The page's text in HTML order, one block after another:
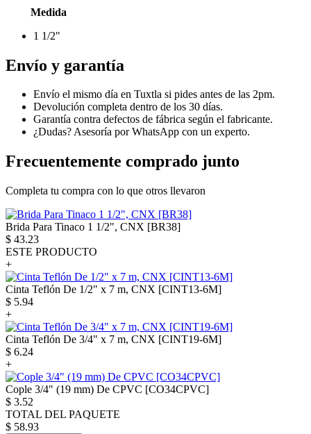
Medida
1 1/2"
Envío y garantía
Envío el mismo día en Tuxtla si pides antes de las 2pm.
Devolución completa dentro de los 30 días.
Garantía contra defectos de fábrica según el fabricante.
¿Dudas? Asesoría por WhatsApp con un experto.
Frecuentemente comprado junto
Completa tu compra con lo que otros llevaron
Brida Para Tinaco 1 1/2", CNX [BR38]
$ 43.23
ESTE PRODUCTO
+
Cinta Teflón De 1/2" x 7 m, CNX [CINT13-6M]
$ 5.94
+
Cinta Teflón De 3/4" x 7 m, CNX [CINT19-6M]
$ 6.24
+
Cople 3/4" (19 mm) De CPVC [CO34CPVC]
$ 3.52
TOTAL DEL PAQUETE
$ 58.93